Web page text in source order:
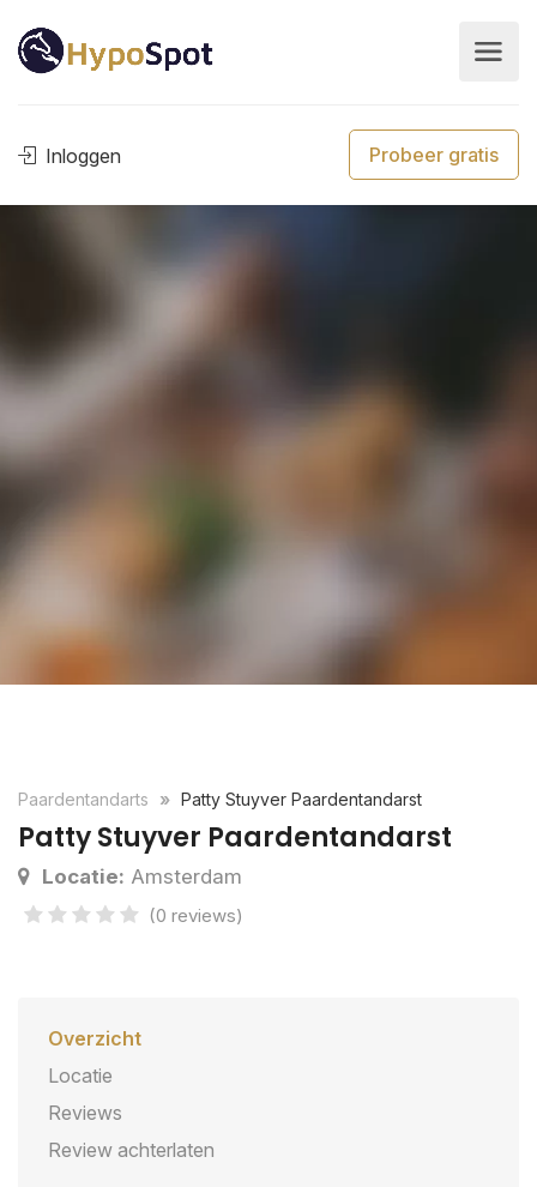
Inloggen Probeer gratis
Paardentandarts Patty Stuyver Paardentandarst
Patty Stuyver Paardentandarst
Locatie: Amsterdam
(0 reviews)
Overzicht
Locatie
Reviews
Review achterlaten